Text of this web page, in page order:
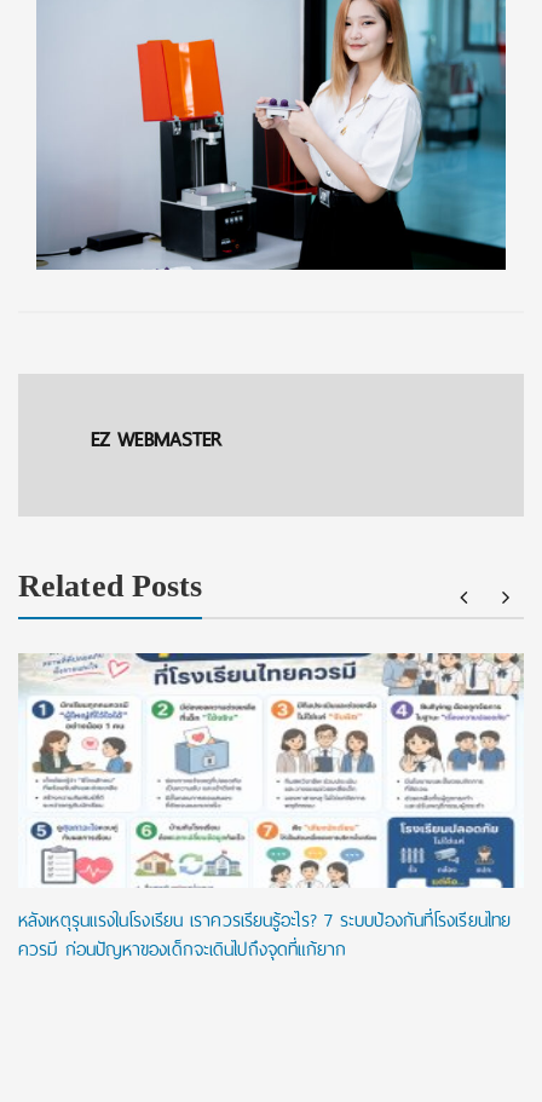
EZ WEBMASTER
Related Posts
หลังเหตุรุนแรงในโรงเรียน เราควรเรียนรู้อะไร? 7 ระบบป้องกันที่โรงเรียนไทย
ควรมี ก่อนปัญหาของเด็กจะเดินไปถึงจุดที่แก้ยาก